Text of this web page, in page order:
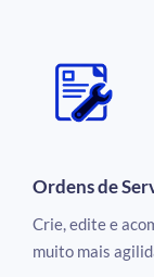
Ordens de
Crie, edite e
muito mais